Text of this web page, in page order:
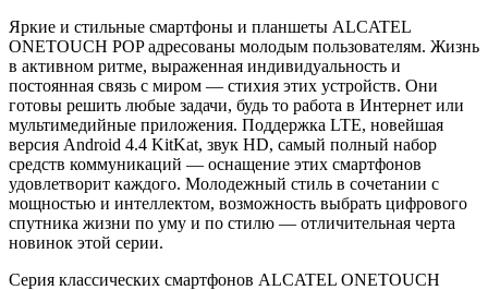
Яркие и стильные смартфоны и планшеты ALCATEL
ONETOUCH POP адресованы молодым пользователям. Жизнь
в активном ритме, выраженная индивидуальность и
постоянная связь с миром — стихия этих устройств. Они
готовы решить любые задачи, будь то работа в Интернет или
мультимедийные приложения. Поддержка LTE, новейшая
версия Android 4.4 KitKat, звук HD, самый полный набор
средств коммуникаций — оснащение этих смартфонов
удовлетворит каждого. Молодежный стиль в сочетании с
мощностью и интеллектом, возможность выбрать цифрового
спутника жизни по уму и по стилю — отличительная черта
новинок этой серии.
Серия классических смартфонов ALCATEL ONETOUCH